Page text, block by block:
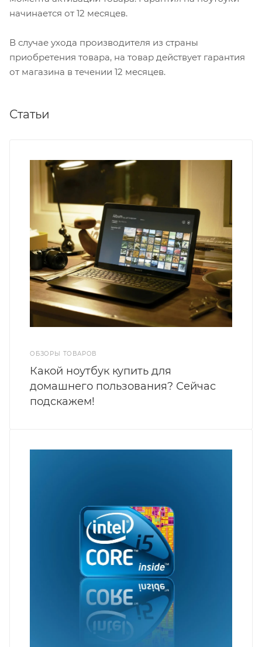
начинается от 12 месяцев.
В случае ухода производителя из страны
приобретения товара, на товар действует гарантия
от магазина в течении 12 месяцев.
Статьи
ОБЗОРЫ ТОВАРОВ
Какой ноутбук купить для
домашнего пользования? Сейчас
подскажем!